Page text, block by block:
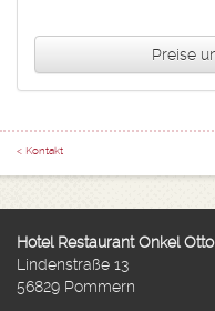
Preise
< Kontakt
Hotel Restaurant Onkel Otto
Lindenstraße 13
56829 Pommern